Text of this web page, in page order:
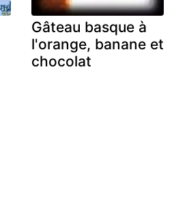
Gâteau basque à
l'orange, banane et
chocolat